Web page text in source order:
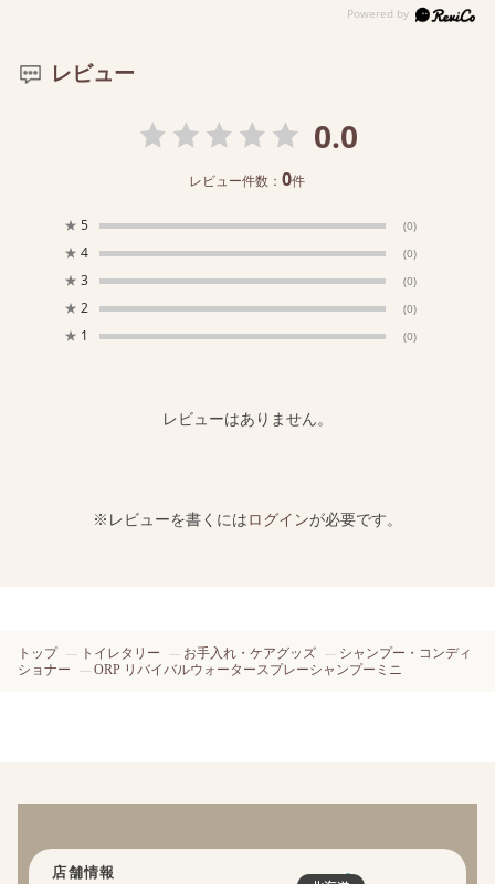
レビュー
0.0
レビュー件数：0件
★ 5 (0)
★ 4 (0)
★ 3 (0)
★ 2 (0)
★ 1 (0)
レビューはありません。
※レビューを書くにはログインが必要です。
トップ トイレタリー お手入れ・ケアグッズ
シャンプー・コンディ
ショナー
ORP リバイバルウォータースプレーシャンプーミニ
店舗情報